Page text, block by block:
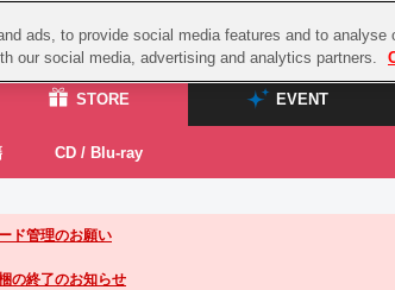
STORE EVENT
STORE
ASOBI STORE TOP
CD / Blu-ray
ズズ
ド管理のお願い
の終了のお知らせ
ads, to provide social media features and to analyse
our social media, advertising and analytics partners.